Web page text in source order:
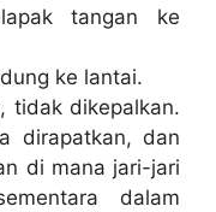
tangan ke
ke lantai.
tidak dikepalkan.
dirapatkan, dan
di mana jari-jari
dalam